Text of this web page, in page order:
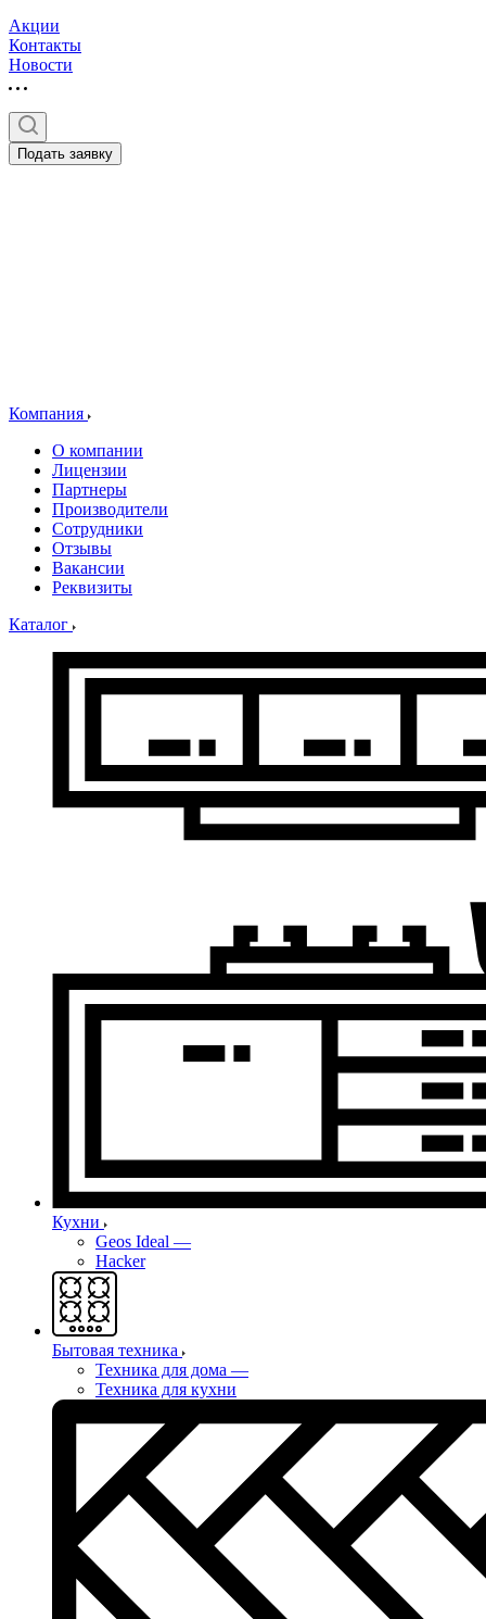
Акции
Контакты
Новости
Подать заявку
Компания
О компании
Лицензии
Партнеры
Производители
Сотрудники
Отзывы
Вакансии
Реквизиты
Каталог
Кухни
Geos Ideal —
Hacker
Бытовая техника
Техника для дома —
Техника для кухни